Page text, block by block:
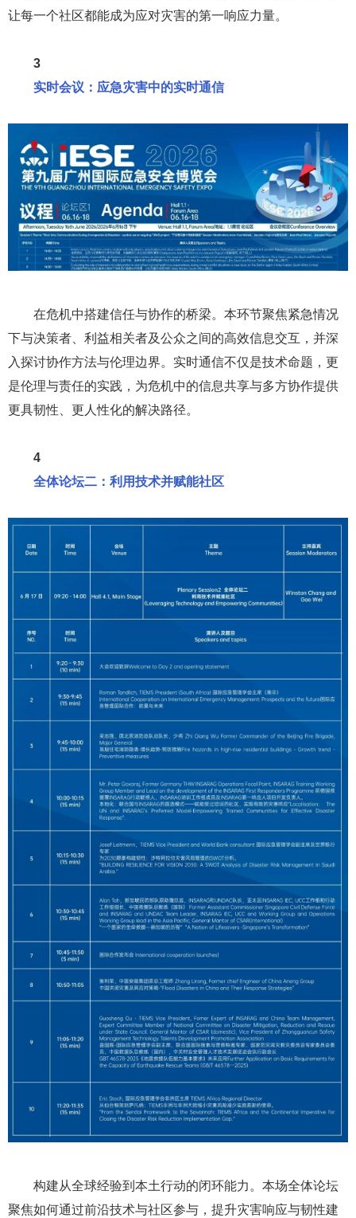
让每一个社区都能成为应对灾害的第一响应力量。
3
实时会议：应急灾害中的实时通信
在危机中搭建信任与协作的桥梁。本环节聚焦紧急情况
下与决策者、利益相关者及公众之间的高效信息交互，并深
入探讨协作方法与伦理边界。实时通信不仅是技术命题，更
是伦理与责任的实践，为危机中的信息共享与多方协作提供
更具韧性、更人性化的解决路径。
4
全体论坛二：利用技术并赋能社区
构建从全球经验到本土行动的闭环能力。本场全体论坛
聚焦如何通过前沿技术与社区参与，提升灾害响应与韧性建